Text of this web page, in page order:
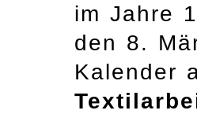
im Jahre
den 8.
Kalender